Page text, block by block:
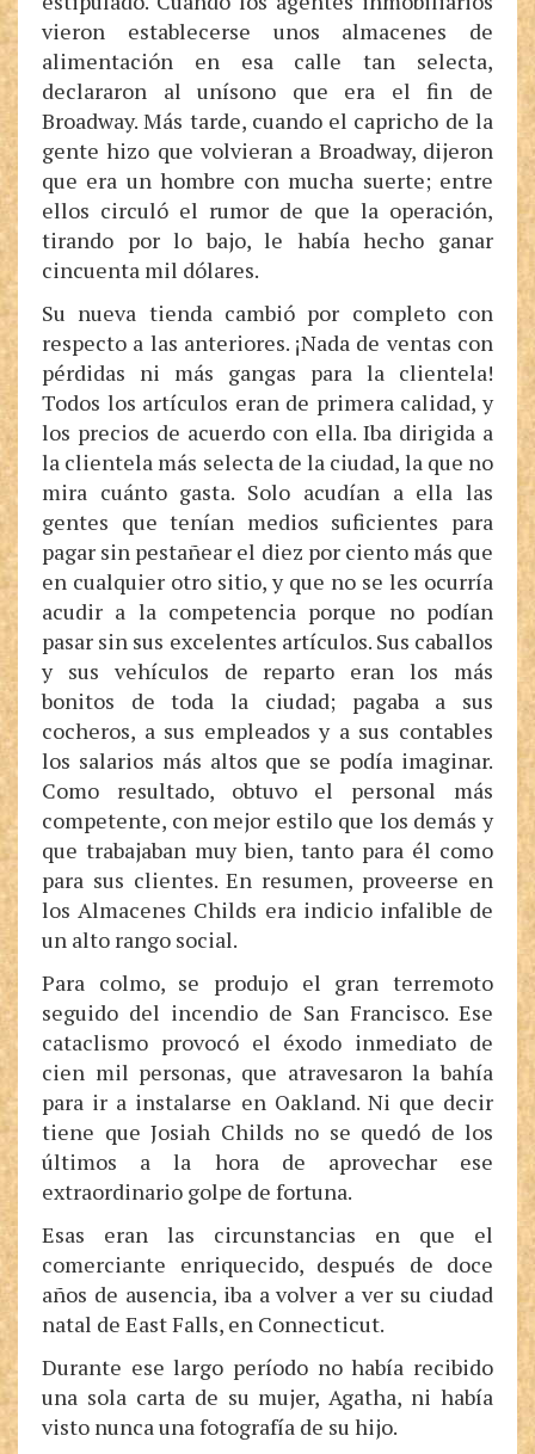
vieron establecerse unos almacenes de
alimentación en esa calle tan selecta,
declararon al unísono que era el fin de
Broadway. Más tarde, cuando el capricho de la
gente hizo que volvieran a Broadway, dijeron
que era un hombre con mucha suerte; entre
ellos circuló el rumor de que la operación,
tirando por lo bajo, le había hecho ganar
cincuenta mil dólares.
Su nueva tienda cambió por completo con
respecto a las anteriores. ¡Nada de ventas con
pérdidas ni más gangas para la clientela!
Todos los artículos eran de primera calidad, y
los precios de acuerdo con ella. Iba dirigida a
la clientela más selecta de la ciudad, la que no
mira cuánto gasta. Solo acudían a ella las
gentes que tenían medios suficientes para
pagar sin pestañear el diez por ciento más que
en cualquier otro sitio, y que no se les ocurría
acudir a la competencia porque no podían
pasar sin sus excelentes artículos. Sus caballos
y sus vehículos de reparto eran los más
bonitos de toda la ciudad; pagaba a sus
cocheros, a sus empleados y a sus contables
los salarios más altos que se podía imaginar.
Como resultado, obtuvo el personal más
competente, con mejor estilo que los demás y
que trabajaban muy bien, tanto para él como
para sus clientes. En resumen, proveerse en
los Almacenes Childs era indicio infalible de
un alto rango social.
Para colmo, se produjo el gran terremoto
seguido del incendio de San Francisco. Ese
cataclismo provocó el éxodo inmediato de
cien mil personas, que atravesaron la bahía
para ir a instalarse en Oakland. Ni que decir
tiene que Josiah Childs no se quedó de los
últimos a la hora de aprovechar ese
extraordinario golpe de fortuna.
Esas eran las circunstancias en que el
comerciante enriquecido, después de doce
años de ausencia, iba a volver a ver su ciudad
natal de East Falls, en Connecticut.
Durante ese largo período no había recibido
una sola carta de su mujer, Agatha, ni había
visto nunca una fotografía de su hijo.